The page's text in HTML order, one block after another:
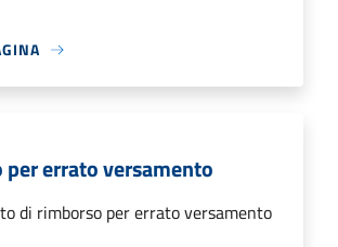
per errato versamento
di rimborso per errato versamento